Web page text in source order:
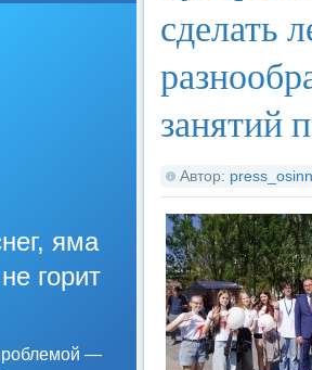
сделать
занятий
Автор:
яма
горит
—